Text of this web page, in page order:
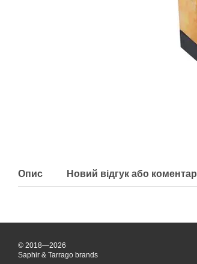
Опис Новий відгук або коментар
© 2018—2026
Saphir & Tarrago brands